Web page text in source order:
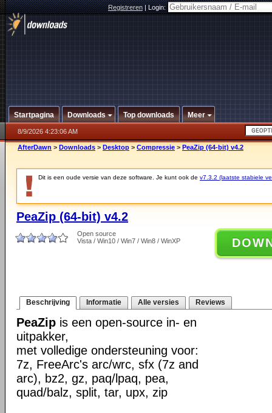
Registreren|Login:
Startpagina Downloads Top downloads Meer
8/9/2026 4:23:06 AM
AfterDawn > Downloads > Desktop > Compressie > PeaZip (64-bit) v4.2
Dit is een oude versie van deze software. Je kunt ook de v7.3.2 (laatste stabiele
PeaZip (64-bit) v4.2
Open source
Vista / Win10 / Win7 / Win8 / WinXP
Beschrijving Informatie Alle versies Reviews
PeaZip is een open-source in- en
uitpakker,
met volledige ondersteuning voor:
7z, FreeArc's arc/wrc, sfx (7z and
arc), bz2, gz, paq/lpaq, pea,
quad/balz, split, tar, upx, zip